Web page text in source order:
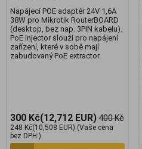
Napájecí POE adaptér 24V 1,6A
38W pro Mikrotik RouterBOARD
(desktop, bez nap. 3PIN kabelu).
PoE injector slouží pro napájení
zařízení, které v sobě mají
zabudovaný PoE extractor.
300 Kč(12,712 EUR)400 Kč
248 Kč(10,508 EUR) (Vaše cena
bez DPH:)